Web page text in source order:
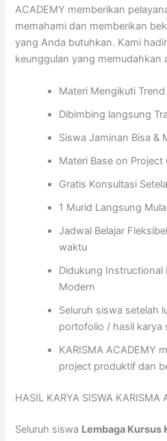
ACADEMY memberikan
memahami dan memberikan
yang Anda butuhkan. Kami
keunggulan yang memudahkan
Materi Mengikuti
Dibimbing langsung
Siswa Jaminan Bisa &
Materi Base on Project
Gratis Konsultasi
1 Murid Langsung
Jadwal Belajar
waktu
Didukung
Modern
Seluruh siswa setelah
portofolio / hasil karya
KARISMA ACADEMY
project produktif dan
HASIL KARYA SISWA KARISMA
Seluruh siswa Lembaga Kursus